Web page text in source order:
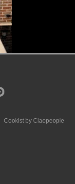
Cookist by Ciaopeople